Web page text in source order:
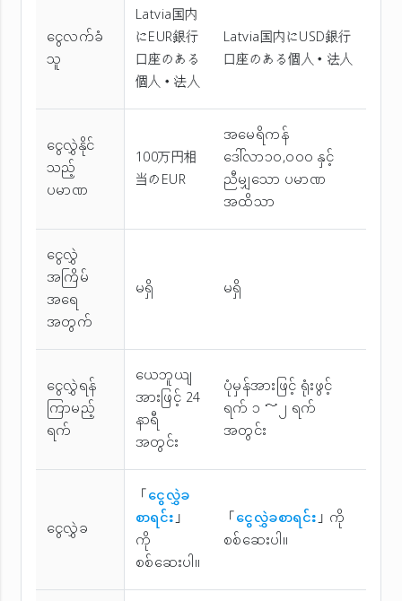
ငွေလက်ခံ
သူ
Latvia国内
にEUR銀行
口座のある
個人・法人
Latvia国内にUSD銀行
口座のある個人・法人
ငွေလွှဲနိုင်
သည့်
ပမာဏ
100万円相
当のEUR
အမေရိကန်
ဒေါ်လာ၁၀,၀၀၀ နှင့်
ညီမျှသော ပမာဏ
အထိသာ
ငွေလွှဲ
အကြိမ်
အ‌ရေ
အတွက်
မရှိ မရှိ
ငွေလွှဲရန်
ကြာမည့်
ရက်
ယေဘူယျ
အားဖြင့် 24
နာရီ
အတွင်း
ပုံမှန်အားဖြင့် ရုံးဖွင့်
ရက် ၁ ～၂ ရက်
အတွင်း
ငွေလွှဲခ
「ငွေလွှဲခ
စာရင်း」
ကို
စစ်ဆေးပါ။
「ငွေလွှဲခစာရင်း」ကို
စစ်ဆေးပါ။